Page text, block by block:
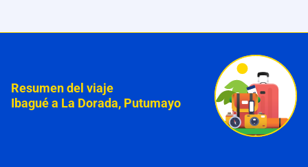
Resumen del viaje
Ibagué a La Dorada, Putumayo